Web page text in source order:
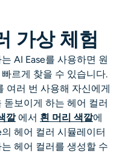
가상 체험
AI Ease를 사용하면 원
르게 찾을 수 있습니다.
여러 번 사용해 자신에게
보이게 하는 헤어 컬러
깔에서 흰 머리 색깔에
헤어 컬러 시뮬레이터
헤어 컬러를 생성할 수